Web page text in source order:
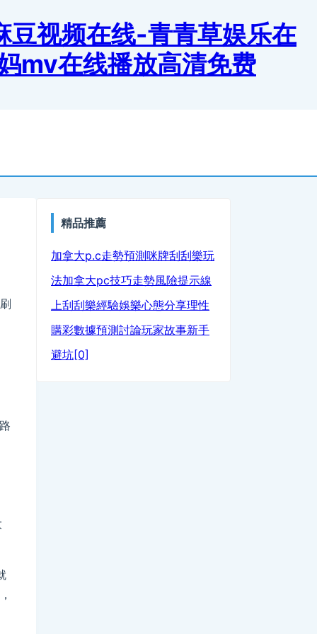
视频在线-青青草娱乐在
mv在线播放高清免费
monitor
精品推薦
加拿大p.c走勢預測咪牌刮刮樂玩
法加拿大pc技巧走勢風險提示線
上刮刮樂經驗娛樂心態分享理性
購彩數據預測討論玩家故事新手
避坑[0]